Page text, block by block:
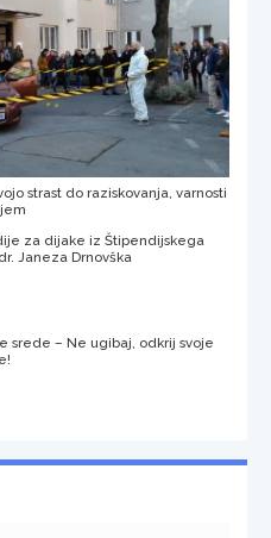
strast do raziskovanja, varnosti
za dijake iz Štipendijskega
Janeza Drnovška
srede – Ne ugibaj, odkrij svoje